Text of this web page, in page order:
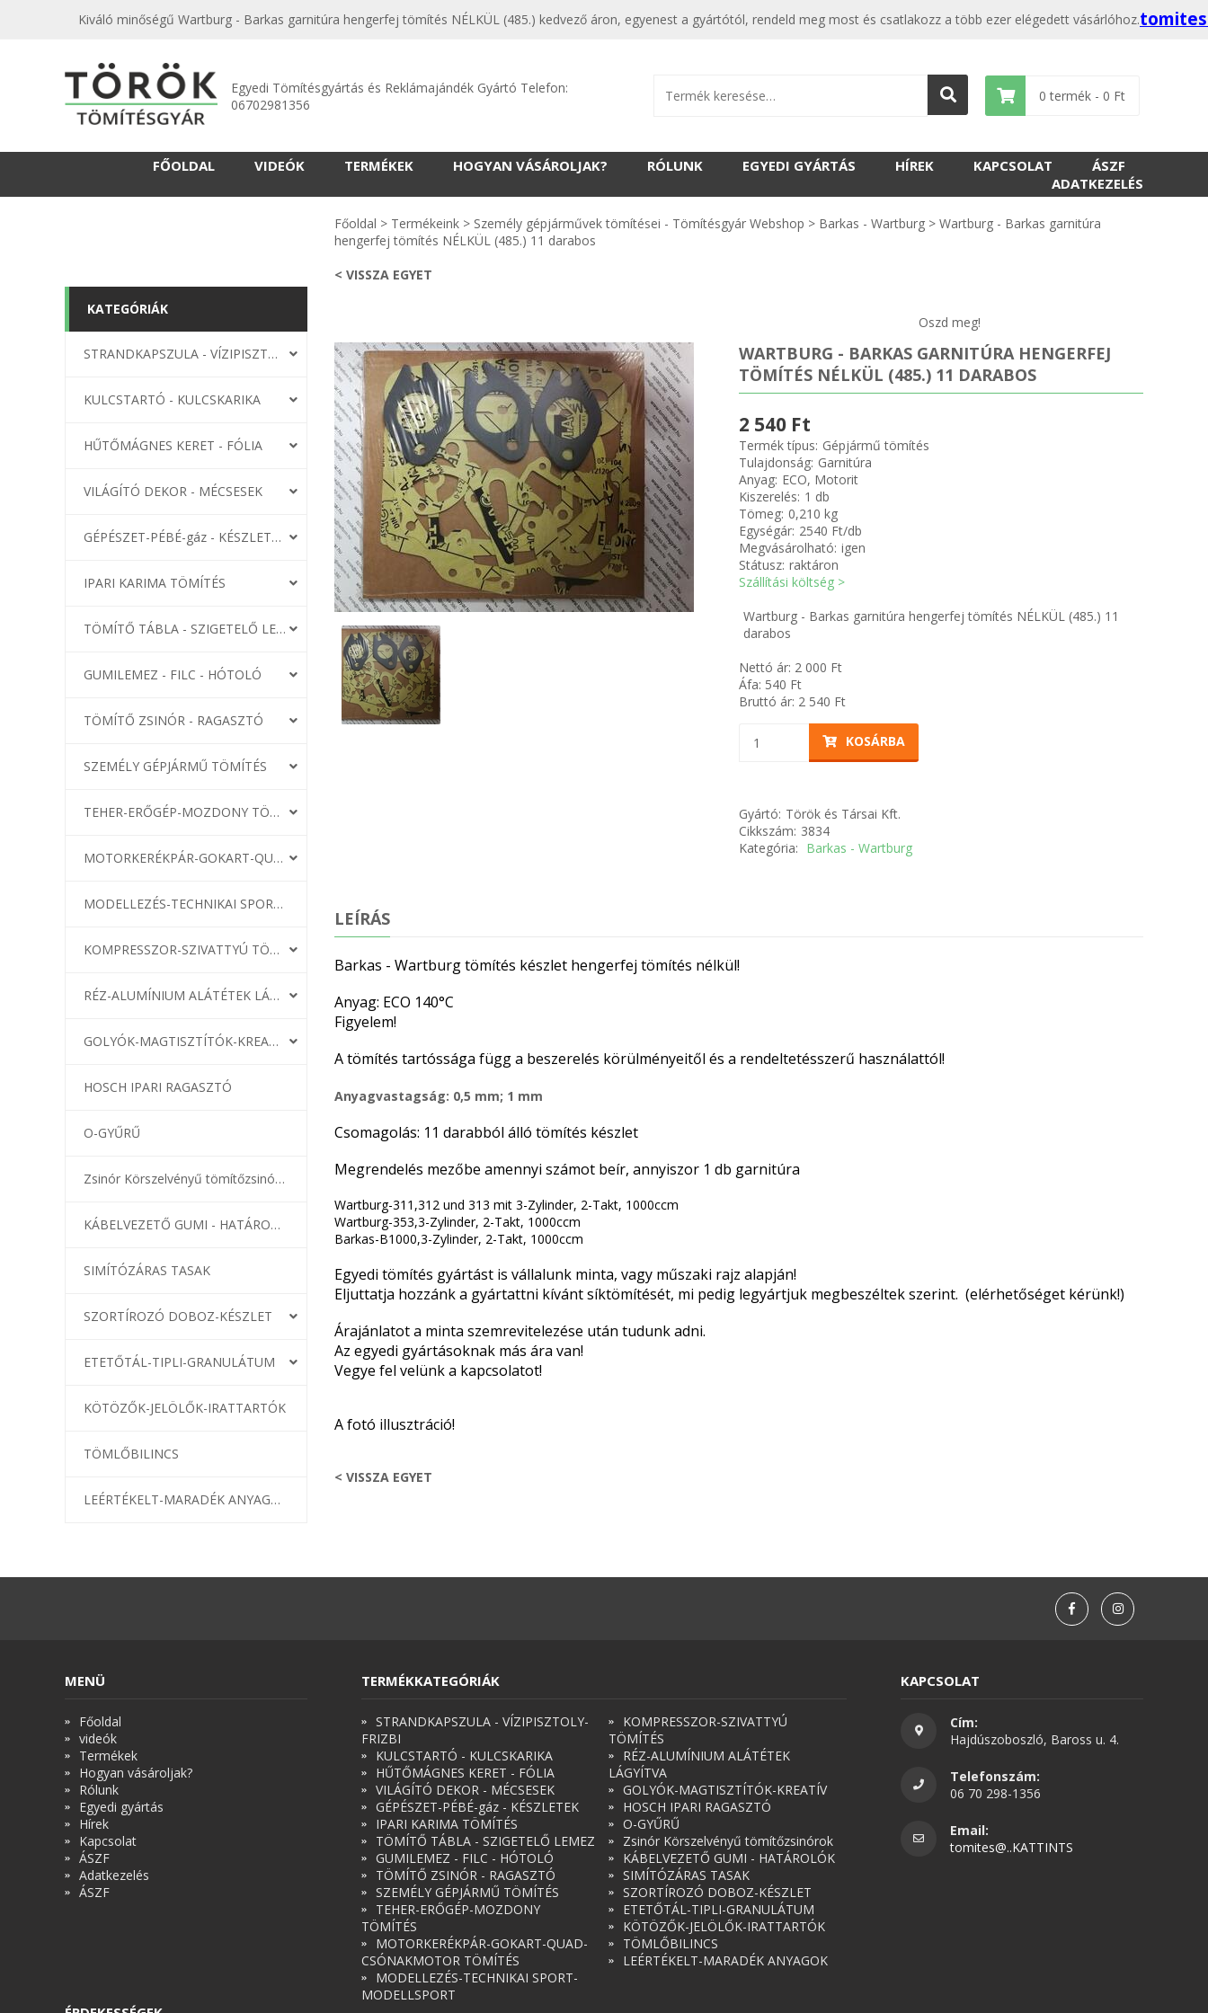
Kiváló minőségű Wartburg - Barkas garnitúra hengerfej tömítés NÉLKÜL (485.) kedvező áron, egyenest a gyártótól, rendeld meg most és csatlakozz a több ezer elégedett vásárlóhoz.
Egyedi Tömítésgyártás és Reklámajándék Gyártó Telefon:
06702981356
0 termék - 0 Ft
FŐOLDAL VIDEÓK TERMÉKEK HOGYAN VÁSÁROLJAK? RÓLUNK EGYEDI GYÁRTÁS HÍREK KAPCSOLAT
ÁSZF
ADATKEZELÉS
KATEGÓRIÁK
STRANDKAPSZULA - VÍZIPISZTOLY-FRIZBI
KULCSTARTÓ - KULCSKARIKA
HŰTŐMÁGNES KERET - FÓLIA
VILÁGÍTÓ DEKOR - MÉCSESEK
GÉPÉSZET-PÉBÉ-gáz - KÉSZLETEK
IPARI KARIMA TÖMÍTÉS
TÖMÍTŐ TÁBLA - SZIGETELŐ LEMEZ
GUMILEMEZ - FILC - HÓTOLÓ
TÖMÍTŐ ZSINÓR - RAGASZTÓ
SZEMÉLY GÉPJÁRMŰ TÖMÍTÉS
TEHER-ERŐGÉP-MOZDONY TÖMÍTÉS
MOTORKERÉKPÁR-GOKART-QUAD-CSÓNAKMOTOR TÖMÍTÉS
MODELLEZÉS-TECHNIKAI SPORT-MODELLSPORT
KOMPRESSZOR-SZIVATTYÚ TÖMÍTÉS
RÉZ-ALUMÍNIUM ALÁTÉTEK LÁGYÍTVA
GOLYÓK-MAGTISZTÍTÓK-KREATÍV
HOSCH IPARI RAGASZTÓ
O-GYŰRŰ
Zsinór Körszelvényű tömítőzsinórok
KÁBELVEZETŐ GUMI - HATÁROLÓK
SIMÍTÓZÁRAS TASAK
SZORTÍROZÓ DOBOZ-KÉSZLET
ETETŐTÁL-TIPLI-GRANULÁTUM
KÖTÖZŐK-JELÖLŐK-IRATTARTÓK
TÖMLŐBILINCS
LEÉRTÉKELT-MARADÉK ANYAGOK
Főoldal > Termékeink > Személy gépjárművek tömítései - Tömítésgyár Webshop > Barkas - Wartburg > Wartburg - Barkas garnitúra
hengerfej tömítés NÉLKÜL (485.) 11 darabos
< VISSZA EGYET
Oszd meg!
WARTBURG - BARKAS GARNITÚRA HENGERFEJ
TÖMÍTÉS NÉLKÜL (485.) 11 DARABOS
2 540 Ft
Termék típus: Gépjármű tömítés
Tulajdonság: Garnitúra
Anyag: ECO, Motorit
Kiszerelés: 1 db
Tömeg: 0,210 kg
Egységár: 2540 Ft/db
Megvásárolható: igen
Státusz: raktáron
Szállítási költség >
Wartburg - Barkas garnitúra hengerfej tömítés NÉLKÜL (485.) 11
darabos
Nettó ár: 2 000 Ft
Áfa: 540 Ft
Bruttó ár: 2 540 Ft
KOSÁRBA
Gyártó: Török és Társai Kft.
Cikkszám: 3834
Kategória: Barkas - Wartburg
LEÍRÁS
Barkas - Wartburg tömítés készlet hengerfej tömítés nélkül!
Anyag: ECO 140°C
Figyelem!
A tömítés tartóssága függ a beszerelés körülményeitől és a rendeltetésszerű használattól!
Anyagvastagság: 0,5 mm; 1 mm
Csomagolás: 11 darabból álló tömítés készlet
Megrendelés mezőbe amennyi számot beír, annyiszor 1 db garnitúra
Wartburg-311,312 und 313 mit 3-Zylinder, 2-Takt, 1000ccm
Wartburg-353,3-Zylinder, 2-Takt, 1000ccm
Barkas-B1000,3-Zylinder, 2-Takt, 1000ccm
Egyedi tömítés gyártást is vállalunk minta, vagy műszaki rajz alapján!
Eljuttatja hozzánk a gyártattni kívánt síktömítését, mi pedig legyártjuk megbeszéltek szerint. (elérhetőséget kérünk!)
Árajánlatot a minta szemrevitelezése után tudunk adni.
Az egyedi gyártásoknak más ára van!
Vegye fel velünk a kapcsolatot!
A fotó illusztráció!
< VISSZA EGYET
MENÜ
Főoldal
videók
Termékek
Hogyan vásároljak?
Rólunk
Egyedi gyártás
Hírek
Kapcsolat
ÁSZF
Adatkezelés
ÁSZF
TERMÉKKATEGÓRIÁK
STRANDKAPSZULA - VÍZIPISZTOLY-
FRIZBI
KULCSTARTÓ - KULCSKARIKA
HŰTŐMÁGNES KERET - FÓLIA
VILÁGÍTÓ DEKOR - MÉCSESEK
GÉPÉSZET-PÉBÉ-gáz - KÉSZLETEK
IPARI KARIMA TÖMÍTÉS
TÖMÍTŐ TÁBLA - SZIGETELŐ LEMEZ
GUMILEMEZ - FILC - HÓTOLÓ
TÖMÍTŐ ZSINÓR - RAGASZTÓ
SZEMÉLY GÉPJÁRMŰ TÖMÍTÉS
TEHER-ERŐGÉP-MOZDONY
TÖMÍTÉS
MOTORKERÉKPÁR-GOKART-QUAD-
CSÓNAKMOTOR TÖMÍTÉS
MODELLEZÉS-TECHNIKAI SPORT-
MODELLSPORT
KOMPRESSZOR-SZIVATTYÚ
TÖMÍTÉS
RÉZ-ALUMÍNIUM ALÁTÉTEK
LÁGYÍTVA
GOLYÓK-MAGTISZTÍTÓK-KREATÍV
HOSCH IPARI RAGASZTÓ
O-GYŰRŰ
Zsinór Körszelvényű tömítőzsinórok
KÁBELVEZETŐ GUMI - HATÁROLÓK
SIMÍTÓZÁRAS TASAK
SZORTÍROZÓ DOBOZ-KÉSZLET
ETETŐTÁL-TIPLI-GRANULÁTUM
KÖTÖZŐK-JELÖLŐK-IRATTARTÓK
TÖMLŐBILINCS
LEÉRTÉKELT-MARADÉK ANYAGOK
KAPCSOLAT
Cím:
Hajdúszoboszló, Baross u. 4.
Telefonszám:
06 70 298-1356
Email:
tomites@..KATTINTS